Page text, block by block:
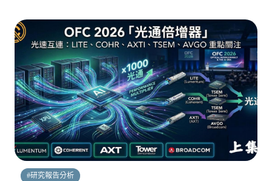
#研究報告分析